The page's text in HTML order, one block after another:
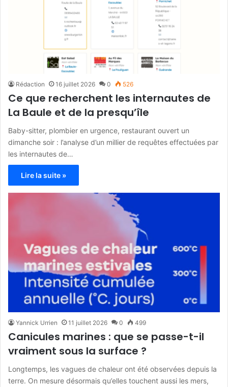
Rédaction 16 juillet 2026 0 526
Ce que recherchent les internautes de
La Baule et de la presqu’île
Baby-sitter, plombier en urgence, restaurant ouvert un
dimanche soir : l’analyse d’un millier de requêtes effectuées par
les internautes de…
Lire la suite »
Yannick Urrien 11 juillet 2026 0 499
Canicules marines : que se passe-t-il
vraiment sous la surface ?
Longtemps, les vagues de chaleur ont été observées depuis la
terre. On mesure désormais qu’elles touchent aussi les mers,